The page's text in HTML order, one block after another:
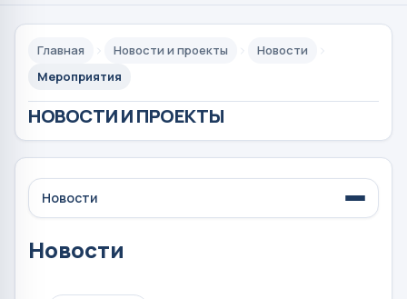
Главная Новости и проекты
Новости
Мероприятия
НОВОСТИ И ПРОЕКТЫ
Новости
Новости